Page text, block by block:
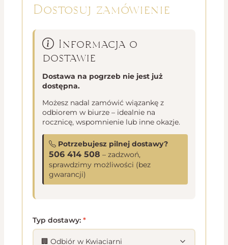
Dostosuj zamówienie
Informacja o
dostawie
Dostawa na pogrzeb nie jest już
dostępna.
Możesz nadal zamówić wiązankę z
odbiorem w biurze – idealnie na
rocznicę, wspomnienie lub inne okazje.
Potrzebujesz pilnej dostawy?
506 414 508 – zadzwoń,
sprawdzimy możliwości (bez
gwarancji)
Typ dostawy: *